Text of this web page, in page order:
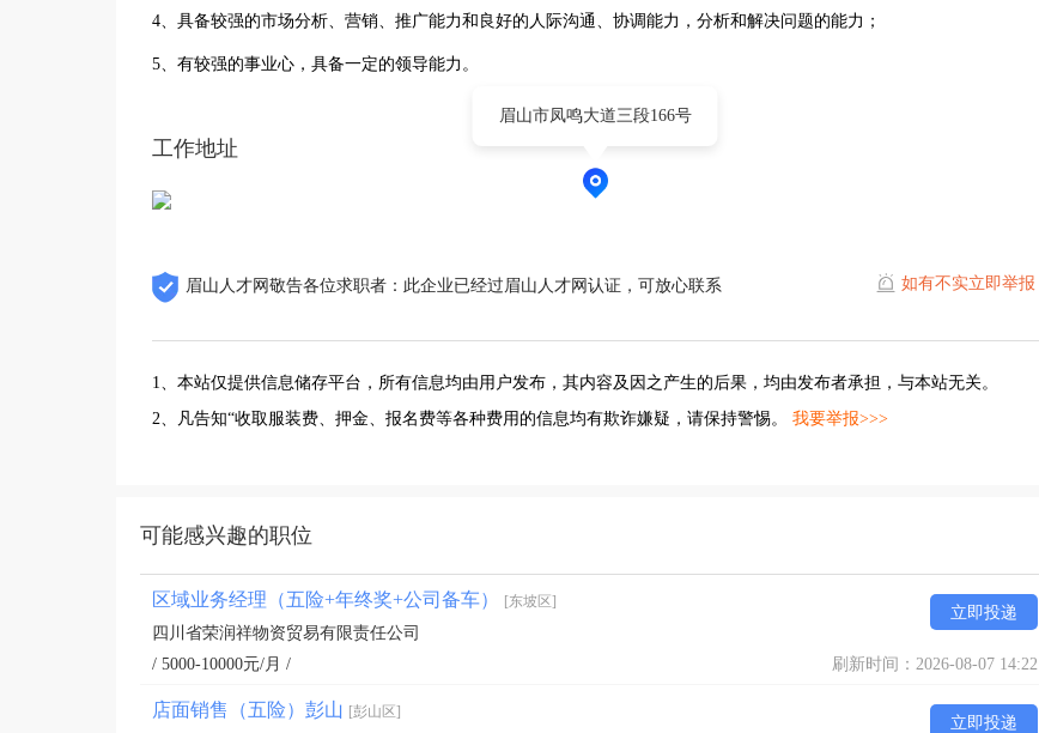
4、具备较强的市场分析、营销、推广能力和良好的人际沟通、协调能力，分析和解决问题的能力；
5、有较强的事业心，具备一定的领导能力。
工作地址
眉山市凤鸣大道三段166号
眉山人才网敬告各位求职者：此企业已经过眉山人才网认证，可放心联系 如有不实立即举报
1、本站仅提供信息储存平台，所有信息均由用户发布，其内容及因之产生的后果，均由发布者承担，与本站无关。
2、凡告知“收取服装费、押金、报名费等各种费用的信息均有欺诈嫌疑，请保持警惕。 我要举报>>>
可能感兴趣的职位
区域业务经理（五险+年终奖+公司备车） [东坡区]
立即投递
四川省荣润祥物资贸易有限责任公司
/ 5000-10000元/月 /
刷新时间：2026-08-07 14:22
店面销售（五险）彭山 [彭山区]
立即投递